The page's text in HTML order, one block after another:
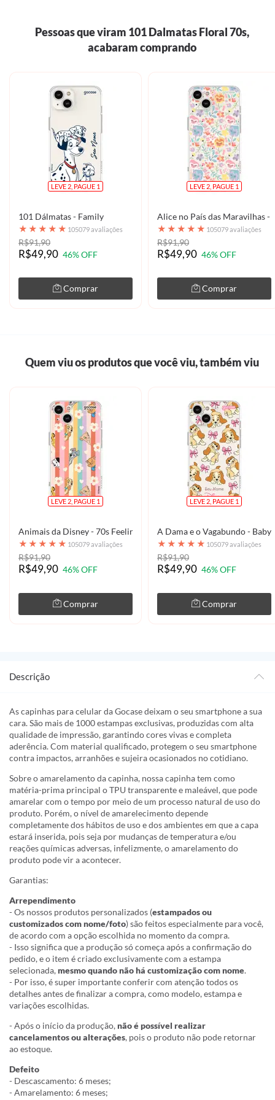
Pessoas que viram 101 Dalmatas Floral 70s,
acabaram comprando
LEVE 2, PAGUE 1
101 Dálmatas - Family
★ ★ ★ ★ ★ 105079 avaliações
R$91,90
R$49,90 46% OFF
Comprar
LEVE 2, PAGUE 1
Alice no País das Maravilhas -
★ ★ ★ ★ ★ 105079 avaliações
R$91,90
R$49,90 46% OFF
Comprar
Quem viu os produtos que você viu, também viu
LEVE 2, PAGUE 1
Animais da Disney - 70s Feeling
★ ★ ★ ★ ★ 105079 avaliações
R$91,90
R$49,90 46% OFF
Comprar
LEVE 2, PAGUE 1
A Dama e o Vagabundo - Baby
★ ★ ★ ★ ★ 105079 avaliações
R$91,90
R$49,90 46% OFF
Comprar
Descrição
As capinhas para celular da Gocase deixam o seu smartphone a sua
cara. São mais de 1000 estampas exclusivas, produzidas com alta
qualidade de impressão, garantindo cores vivas e completa
aderência. Com material qualificado, protegem o seu smartphone
contra impactos, arranhões e sujeira ocasionados no cotidiano.
Sobre o amarelamento da capinha, nossa capinha tem como
matéria-prima principal o TPU transparente e maleável, que pode
amarelar com o tempo por meio de um processo natural de uso do
produto. Porém, o nível de amarelecimento depende
completamente dos hábitos de uso e dos ambientes em que a capa
estará inserida, pois seja por mudanças de temperatura e/ou
reações químicas adversas, infelizmente, o amarelamento do
produto pode vir a acontecer.
Garantias:
Arrependimento
- Os nossos produtos personalizados (estampados ou
customizados com nome/foto) são feitos especialmente para você,
de acordo com a opção escolhida no momento da compra.
- Isso significa que a produção só começa após a confirmação do
pedido, e o item é criado exclusivamente com a estampa
selecionada,mesmo quando não há customização com nome.
- Por isso, é super importante conferir com atenção todos os
detalhes antes de finalizar a compra, como modelo, estampa e
variações escolhidas.
- Após o início da produção,não é possível realizar
cancelamentos ou alterações, pois o produto não pode retornar
ao estoque.
Defeito
- Descascamento: 6 meses;
- Amarelamento: 6 meses;